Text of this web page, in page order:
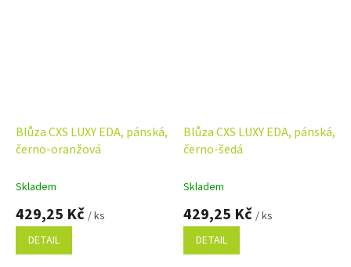
Blůza CXS LUXY EDA, pánská,
černo-oranžová
Skladem
429,25 Kč / ks
DETAIL
Blůza CXS LUXY EDA, pánská,
černo-šedá
Skladem
429,25 Kč / ks
DETAIL